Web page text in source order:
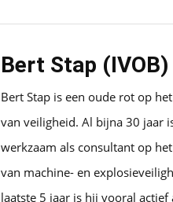
Bert Stap (IVOB)
Bert Stap is een oude rot op
van veiligheid. Al bijna 30 jaar
werkzaam als consultant op
van machine- en
laatste 5 jaar is hij vooral actief